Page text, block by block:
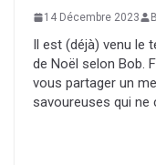
14 Décembre 2023
Il est (déjà) venu le
de Noël selon Bob.
vous partager un
savoureuses qui ne